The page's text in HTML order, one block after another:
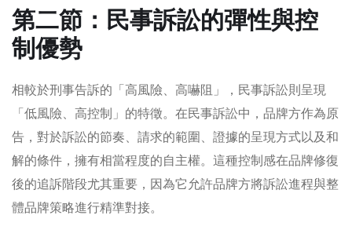
第二節：民事訴訟的彈性與控
制優勢
相較於刑事告訴的「高風險、高嚇阻」，民事訴訟則呈現
「低風險、高控制」的特徵。在民事訴訟中，品牌方作為原
告，對於訴訟的節奏、請求的範圍、證據的呈現方式以及和
解的條件，擁有相當程度的自主權。這種控制感在品牌修復
後的追訴階段尤其重要，因為它允許品牌方將訴訟進程與整
體品牌策略進行精準對接。